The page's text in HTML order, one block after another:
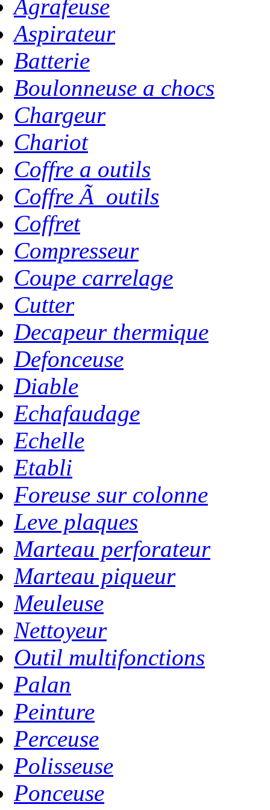
Agrafeuse
Aspirateur
Batterie
Boulonneuse a chocs
Chargeur
Chariot
Coffre a outils
Coffre Ã outils
Coffret
Compresseur
Coupe carrelage
Cutter
Decapeur thermique
Defonceuse
Diable
Echafaudage
Echelle
Etabli
Foreuse sur colonne
Leve plaques
Marteau perforateur
Marteau piqueur
Meuleuse
Nettoyeur
Outil multifonctions
Palan
Peinture
Perceuse
Polisseuse
Ponceuse